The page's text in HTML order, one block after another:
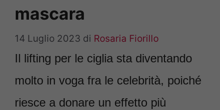
mascara
14 Luglio 2023 di Rosaria Fiorillo
Il lifting per le ciglia sta diventando
molto in voga fra le celebrità, poiché
riesce a donare un effetto più